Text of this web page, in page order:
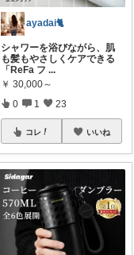
ayadai🐈
シャワーを浴びながら、肌
も髪もやさしくケアできる
「ReFa フ ...
￥ 30,000～
0 1 23
コレ いいね